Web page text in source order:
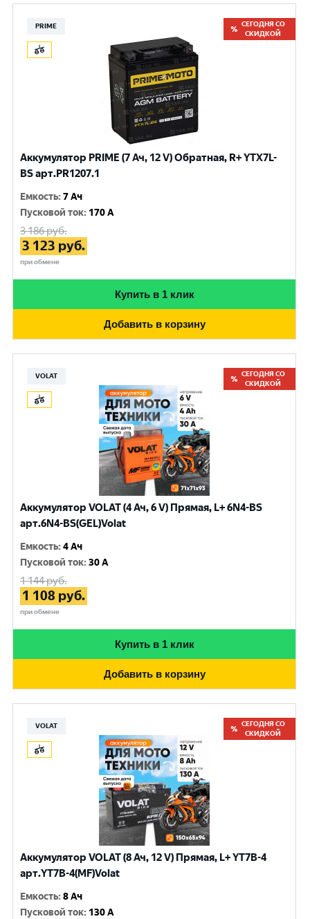
PRIME
СЕГОДНЯ СО
СКИДКОЙ
Аккумулятор PRIME (7 Ач, 12 V) Обратная, R+ YTX7L-
BS арт.PR1207.1
Емкость:7 Ач
Пусковой ток: 170 A
3 186руб.
3 123 руб.
при обмене
Купить в 1 клик
Добавить в корзину
VOLAT
СЕГОДНЯ СО
СКИДКОЙ
Аккумулятор VOLAT (4 Ач, 6 V) Прямая, L+ 6N4-BS
арт.6N4-BS(GEL)Volat
Емкость:4 Ач
Пусковой ток:30 A
1 144руб.
1 108 руб.
при обмене
Купить в 1 клик
Добавить в корзину
VOLAT
СЕГОДНЯ СО
СКИДКОЙ
Аккумулятор VOLAT (8 Ач, 12 V) Прямая, L+ YT7B-4
арт.YT7B-4(MF)Volat
Емкость:8 Ач
Пусковой ток: 130 A